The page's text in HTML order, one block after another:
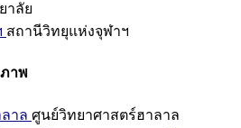
าลัย
สถานีวิทยุแห่งจุฬาฯ
าพ
าล ศูนย์วิทยาศาสตร์ฮาลาล